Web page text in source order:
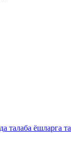
талаба ёшларга